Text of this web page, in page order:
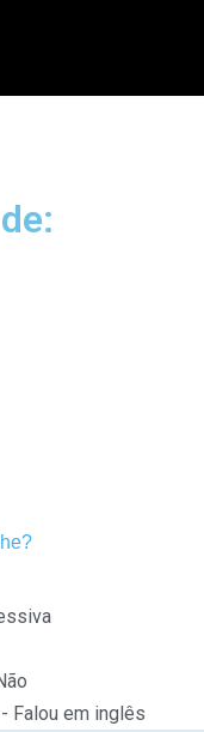
Falou em inglês